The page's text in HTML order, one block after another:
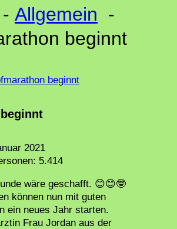
- Allgemein -
beginnt
beginnt
2021
5.414
wäre geschafft. 😊😊🤓
können nun mit guten
ein neues Jahr starten.
Frau Jordan aus der